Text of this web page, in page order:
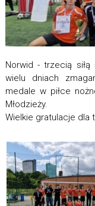
Norwid - trzecią
wielu dniach
medale w piłce
Młodzieży.
Wielkie gratulacje dla